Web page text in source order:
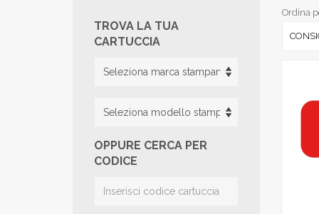
TROVA LA TUA
CARTUCCIA
OPPURE CERCA PER
CODICE
Ordina